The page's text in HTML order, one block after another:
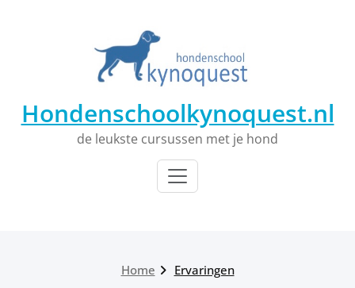
Hondenschoolkynoquest.nl
de leukste cursussen met je hond
Home Ervaringen